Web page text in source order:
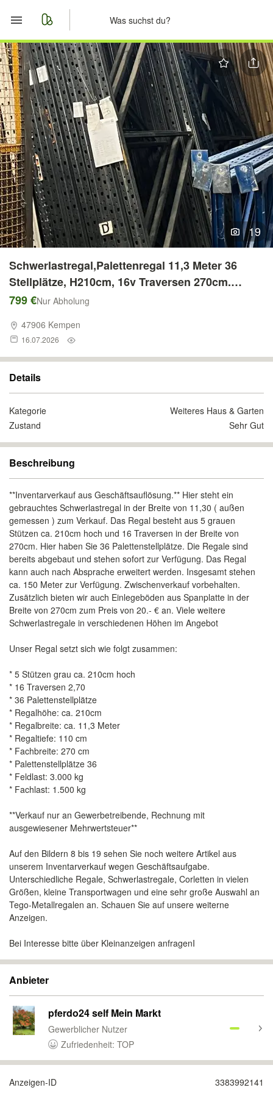
Start
Merkliste
Nachrichten
Anzeige aufgeben
19
Schwerlastregal,Palettenregal 11,3 Meter 36
Stellplätze, H210cm, 16v Traversen 270cm.
Erweiterung möglich
799 €Nur Abholung
47906 Kempen
16.07.2026
Details
Kategorie
Weiteres Haus & Garten
Zustand
Sehr Gut
Beschreibung
**Inventarverkauf aus Geschäftsauflösung.** Hier steht ein
gebrauchtes Schwerlastregal in der Breite von 11,30 ( außen
gemessen ) zum Verkauf. Das Regal besteht aus 5 grauen
Stützen ca. 210cm hoch und 16 Traversen in der Breite von
270cm. Hier haben Sie 36 Palettenstellplätze. Die Regale sind
bereits abgebaut und stehen sofort zur Verfügung. Das Regal
kann auch nach Absprache erweitert werden. Insgesamt stehen
ca. 150 Meter zur Verfügung. Zwischenverkauf vorbehalten.
Zusätzlich bieten wir auch Einlegeböden aus Spanplatte in der
Breite von 270cm zum Preis von 20.- € an. Viele weitere
Schwerlastregale in verschiedenen Höhen im Angebot
Unser Regal setzt sich wie folgt zusammen:
* 5 Stützen grau ca. 210cm hoch
* 16 Traversen 2,70
* 36 Palettenstellplätze
* Regalhöhe: ca. 210cm
* Regalbreite: ca. 11,3 Meter
* Regaltiefe: 110 cm
* Fachbreite: 270 cm
* Palettenstellplätze 36
* Feldlast: 3.000 kg
* Fachlast: 1.500 kg
**Verkauf nur an Gewerbetreibende, Rechnung mit
ausgewiesener Mehrwertsteuer**
Auf den Bildern 8 bis 19 sehen Sie noch weitere Artikel aus
unserem Inventarverkauf wegen Geschäftsaufgabe.
Unterschiedliche Regale, Schwerlastregale, Corletten in vielen
Größen, kleine Transportwagen und eine sehr große Auswahl an
Tego-Metallregalen an. Schauen Sie auf unsere weiterne
Anzeigen.
Bei Interesse bitte über Kleinanzeigen anfragenI
Anbieter
pferdo24 self Mein Markt
Gewerblicher Nutzer
Zufriedenheit: TOP
Anzeigen-ID 3383992141